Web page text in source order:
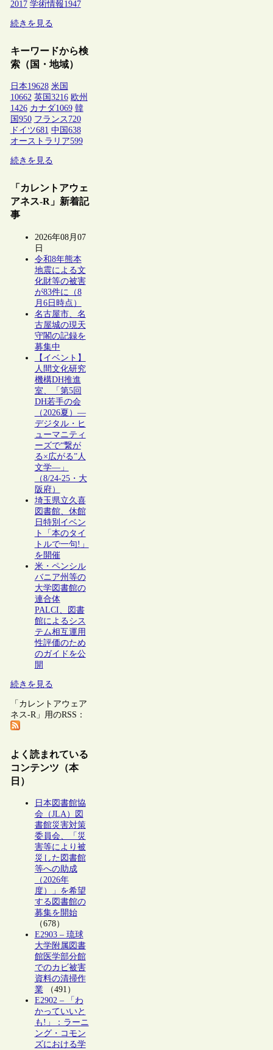
2017 学術情報1947
続きを見る
キーワードから検
索（国・地域）
日本19628 米国
10662 英国 3216 欧州
1426 カナダ1069 韓
国 950 フランス 720
ドイツ681 中国 638
オーストラリア599
続きを見る
「カレントアウェ
アネス-R」新着記
事
2026年08月07
日
令和8年熊本
地震による文
化財等の被害
が83件に（8
月6日時点）
名古屋市、名
古屋城の現天
守閣の記録を
募集中
【イベント】
人間文化研究
機構DH推進
室、「第5回
DH若手の会
（2026夏）―
デジタル・ヒ
ューマニティ
ーズで“繋が
る×広がる”人
文学―」
（8/24-25・大
阪府）
埼玉県立久喜
図書館、休館
日特別イベン
ト「本のタイ
トルで一句!」
を開催
米・ペンシル
バニア州等の
大学図書館の
連合体
PALCI、図書
館によるシス
テム相互運用
性評価のため
のガイドを公
開
続きを見る
「カレントアウェア
ネス-R」用のRSS：
よく読まれている
コンテンツ（本
日）
日本図書館協
会（JLA）図
書館災害対策
委員会、「災
害等により被
災した図書館
等への助成
（2026年
度）」を希望
する図書館の
募集を開始
（678）
E2903 – 琉球
大学附属図書
館医学部分館
でのカビ被害
資料の清掃作
業（491）
E2902 – 「わ
かっていいと
も!」：ラーニ
ング・コモン
ズにおける学